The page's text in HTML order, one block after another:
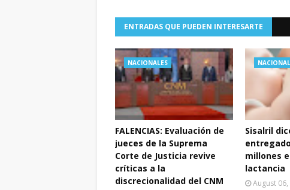
ENTRADAS QUE PUEDEN INTERESARTE
NACIONALES
FALENCIAS: Evaluación de
jueces de la Suprema
Corte de Justicia revive
críticas a la
discrecionalidad del CNM
Sisalril
entregado
millones
lactancia
August